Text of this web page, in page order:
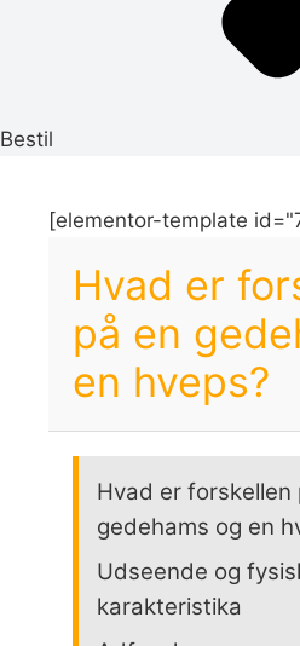
Bestil
[elementor-template
Hvad er
på en
en hveps?
Hvad er forskellen
gedehams og en
Udseende og
karakteristika